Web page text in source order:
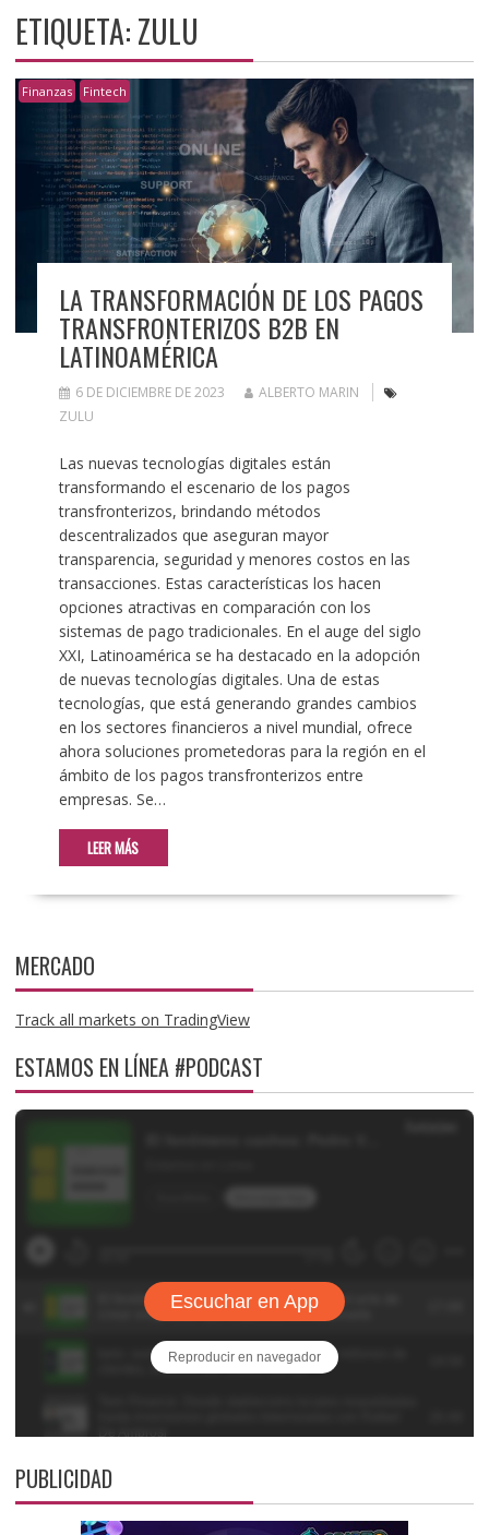
ETIQUETA:ZULU
Finanzas Fintech
LA TRANSFORMACIÓN DE LOS PAGOS
TRANSFRONTERIZOS B2B EN
LATINOAMÉRICA
6 DE DICIEMBRE DE 2023
ALBERTO MARIN
ZULU
Las nuevas tecnologías digitales están
transformando el escenario de los pagos
transfronterizos, brindando métodos
descentralizados que aseguran mayor
transparencia, seguridad y menores costos en las
transacciones. Estas características los hacen
opciones atractivas en comparación con los
sistemas de pago tradicionales. En el auge del siglo
XXI, Latinoamérica se ha destacado en la adopción
de nuevas tecnologías digitales. Una de estas
tecnologías, que está generando grandes cambios
en los sectores financieros a nivel mundial, ofrece
ahora soluciones prometedoras para la región en el
ámbito de los pagos transfronterizos entre
empresas. Se…
LEER MÁS
MERCADO
Track all markets on TradingView
ESTAMOS EN LÍNEA #PODCAST
PUBLICIDAD